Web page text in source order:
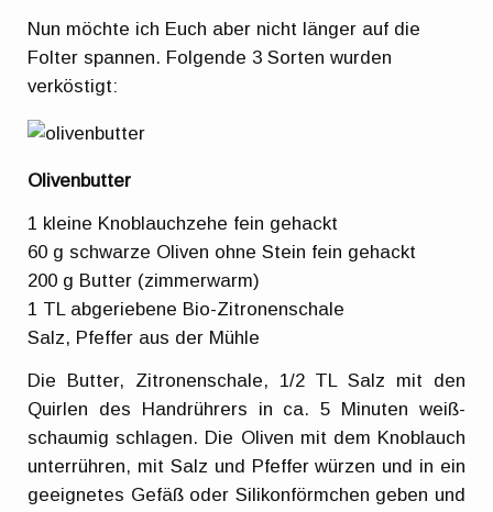
Nun möchte ich Euch aber nicht länger auf die
Folter spannen. Folgende 3 Sorten wurden
verköstigt:
Olivenbutter
1 kleine Knoblauchzehe fein gehackt
60 g schwarze Oliven ohne Stein fein gehackt
200 g Butter (zimmerwarm)
1 TL abgeriebene Bio-Zitronenschale
Salz, Pfeffer aus der Mühle
Die Butter, Zitronenschale, 1/2 TL Salz mit den
Quirlen des Handrührers in ca. 5 Minuten weiß-
schaumig schlagen. Die Oliven mit dem Knoblauch
unterrühren, mit Salz und Pfeffer würzen und in ein
geeignetes Gefäß oder Silikonförmchen geben und